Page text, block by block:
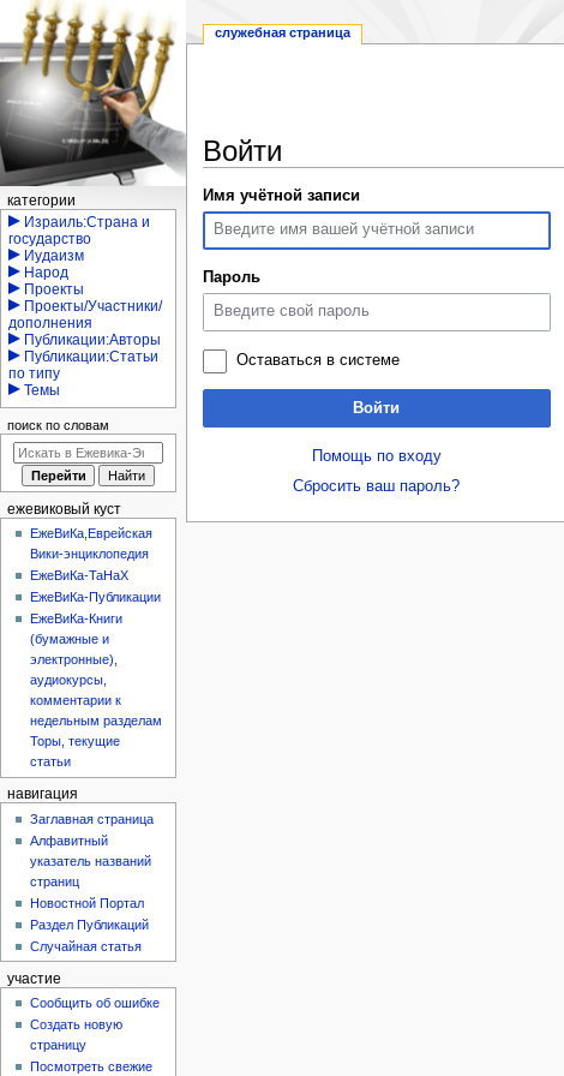
Войти
Перейти
к
навигации
Перейти
к
поиску
Имя учётной записи
Пароль
Оставаться в системе
Войти
Помощь по входу
Сбросить ваш пароль?
Навигация
служебная страница
категории
Израиль:Страна и
государство
Иудаизм
Народ
Проекты
Проекты/Участники/
дополнения
Публикации:Авторы
Публикации:Статьи
по типу
Темы
поиск по словам
ежевиковый куст
ЕжеВиКа,Еврейская
Вики-энциклопедия
ЕжеВиКа-ТаНаХ
ЕжеВиКа-Публикации
ЕжеВиКа-Книги
(бумажные и
электронные),
аудиокурсы,
комментарии к
недельным разделам
Торы, текущие
статьи
навигация
Заглавная страница
Алфавитный
указатель названий
страниц
Новостной Портал
Раздел Публикаций
Случайная статья
участие
Сообщить об ошибке
Создать новую
страницу
Посмотреть свежие